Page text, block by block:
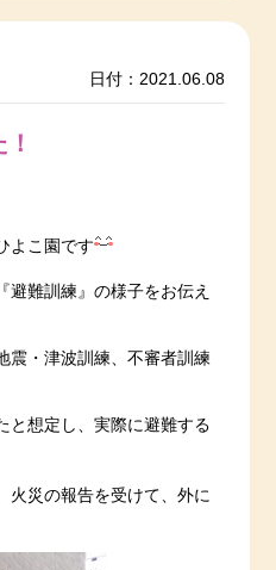
日付：2021.06.08
よこ園です
避難訓練』の様子をお伝え
震・津波訓練、不審者訓練
と想定し、実際に避難する
火災の報告を受けて、外に